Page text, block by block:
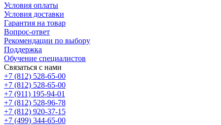
Условия оплаты
Условия доставки
Гарантия на товар
Вопрос-ответ
Рекомендации по выбору
Поддержка
Обучение специалистов
Связаться с нами
+7 (812) 528-65-00
+7 (812) 528-65-00
+7 (911) 195-94-01
+7 (812) 528-96-78
+7 (812) 920-37-15
+7 (499) 344-65-00